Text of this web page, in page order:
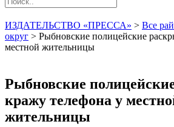
ИЗДАТЕЛЬСТВО «ПРЕССА» > Все
округ > Рыбновские полицейские
местной жительницы
Рыбновские
кражу телефона у
жительницы